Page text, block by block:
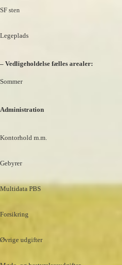
SF sten
Legeplads
– Vedligeholdelse fælles arealer:
Sommer
Administration
Kontorhold m.m.
Gebyrer
Multidata PBS
Forsikring
Øvrige udgifter